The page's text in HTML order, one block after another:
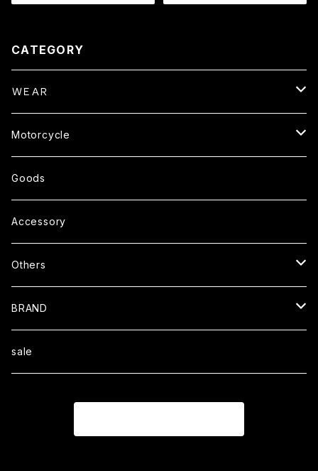
CATEGORY
ＷＥＡＲ
Tops
S/S TEE
L/S TEE
Pants
Outer
Coat
Jacket
Cap
Motorcycle
Parts
Helmet
Goods
Accessory
Others
Boots
Book
BRAND
Blackcompany
STOOPMOTORCYCLES
sale